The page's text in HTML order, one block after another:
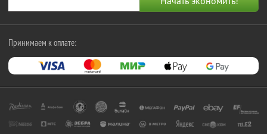
Принимаем к оплате: